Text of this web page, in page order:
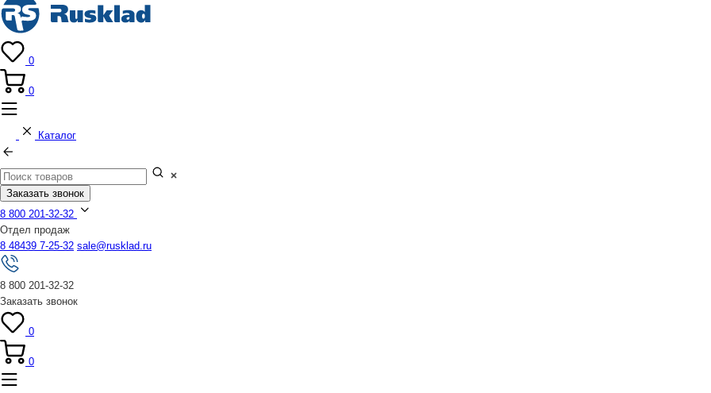
0
0
Каталог
Заказать звонок
8 800 201-32-32
Отдел продаж
8 48439 7-25-32 sale@rusklad.ru
8 800 201-32-32
Заказать звонок
0
0